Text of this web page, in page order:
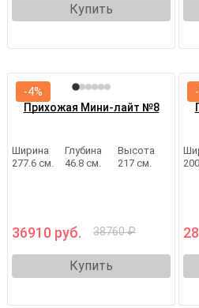
Купить
Прихожая Мини-лайт №8
Ширина
277.6 см.
Глубина
46.8 см.
Высота
217 см.
36910 руб. 38760 ₽
Купить
-4%